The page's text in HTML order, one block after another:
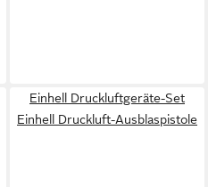
Einhell Druckluftgeräte-Set
Einhell Druckluft-Ausblaspistole